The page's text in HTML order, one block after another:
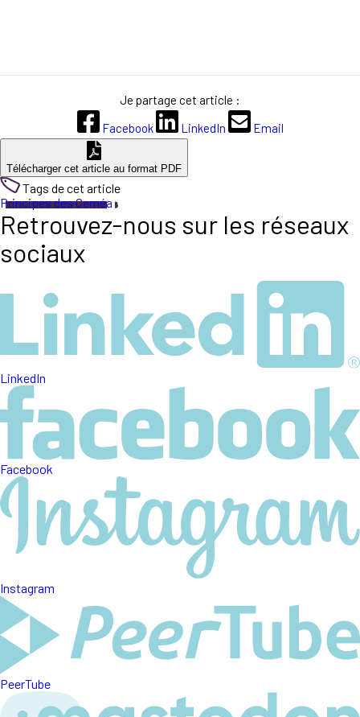
Je partage cet article :
Facebook
LinkedIn Email
Télécharger cet article au format PDF
Tags de cet article
Principes des Ceméa
Retrouvez-nous sur les réseaux
sociaux
LinkedIn
Facebook
Instagram
PeerTube